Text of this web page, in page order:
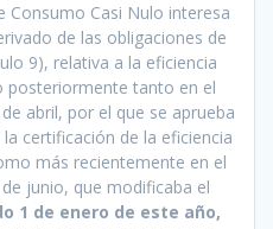
Consumo Casi Nulo interesa
de las obligaciones de
9), relativa a la eficiencia
posteriormente tanto en el
abril, por el que se aprueba
certificación de la eficiencia
más recientemente en el
junio, que modificaba el
1 de enero de este año,